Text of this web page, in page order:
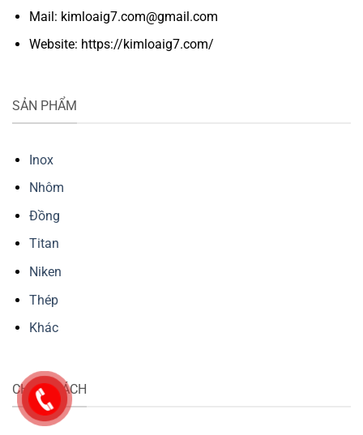
Mail: kimloaig7.com@gmail.com
Website: https://kimloaig7.com/
SẢN PHẨM
Inox
Nhôm
Đồng
Titan
Niken
Thép
Khác
CHÍNH SÁCH